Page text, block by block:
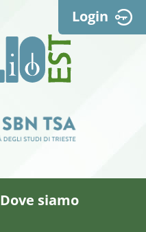
Login
Dove siamo